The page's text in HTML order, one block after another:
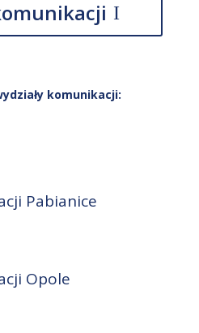
komunikacji:
Pabianice
Opole